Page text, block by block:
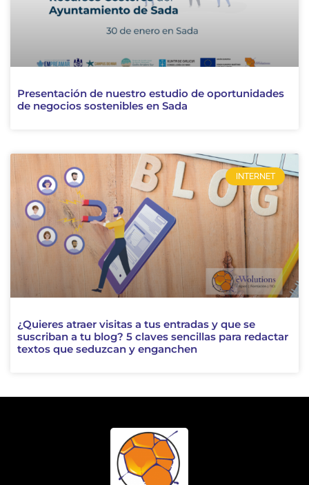
Presentación de nuestro estudio de oportunidades
de negocios sostenibles en Sada
INTERNET
¿Quieres atraer visitas a tus entradas y que se
suscriban a tu blog? 5 claves sencillas para redactar
textos que seduzcan y enganchen